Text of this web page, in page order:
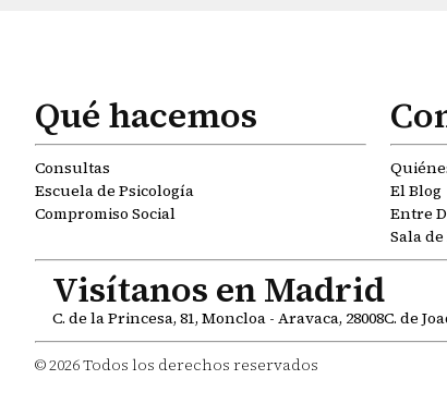
Qué hacemos
Consultas
Escuela de Psicología
Compromiso Social
El Blog
Entre
Sala
Visítanos en Madrid
C. de la Princesa, 81, Moncloa - Aravaca, 28008C. de
© 2026 Todos los derechos reservados